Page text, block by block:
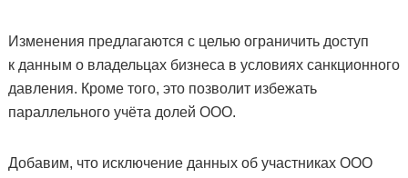
Изменения предлагаются с целью ограничить доступ
к данным о владельцах бизнеса в условиях санкционного
давления. Кроме того, это позволит избежать
параллельного учёта долей ООО.
Добавим, что исключение данных об участниках ООО